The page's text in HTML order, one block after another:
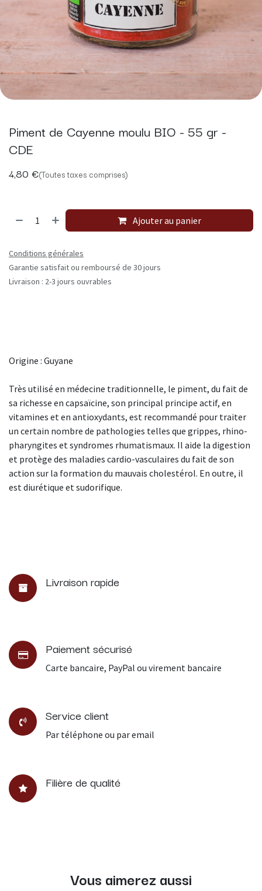
Piment de Cayenne moulu BIO - 55 gr -
CDE
4,80 €(Toutes taxes comprises)
Ajouter au panier
Conditions générales
Garantie satisfait ou remboursé de 30 jours
Livraison : 2-3 jours ouvrables
Origine : Guyane
Très utilisé en médecine traditionnelle, le piment, du fait de
sa richesse en capsaïcine, son principal principe actif, en
vitamines et en antioxydants, est recommandé pour traiter
un certain nombre de pathologies telles que grippes, rhino-
pharyngites et syndromes rhumatismaux. Il aide la digestion
et protège des maladies cardio-vasculaires du fait de son
action sur la formation du mauvais cholestérol. En outre, il
est diurétique et sudorifique.
Livraison rapide
Paiement sécurisé
Carte bancaire, PayPal ou virement bancaire
Service client
Par téléphone ou par email
Filière de qualité
Vous aimerez aussi